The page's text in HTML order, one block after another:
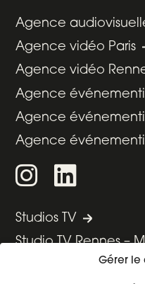
Gérer le
Agence
Agence vidéo Paris
Agence vidéo
Agence
Agence
Agence
Studios TV
Studio TV Rennes –
Studio TV Paris